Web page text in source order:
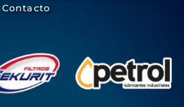
Contacto